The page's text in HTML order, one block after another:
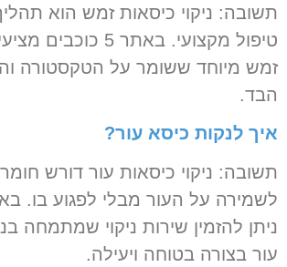
תשובה: ניקוי כיסאות זמש הוא
טיפול מקצועי. באתר 5
זמש מיוחד ששומר על הטקסטורה
הבד.
איך לנקות כיסא עור?
תשובה: ניקוי כיסאות עור דורש
ניתן להזמין שירות ניקוי שמתמחה
עור בצורה בטוחה ויעילה.